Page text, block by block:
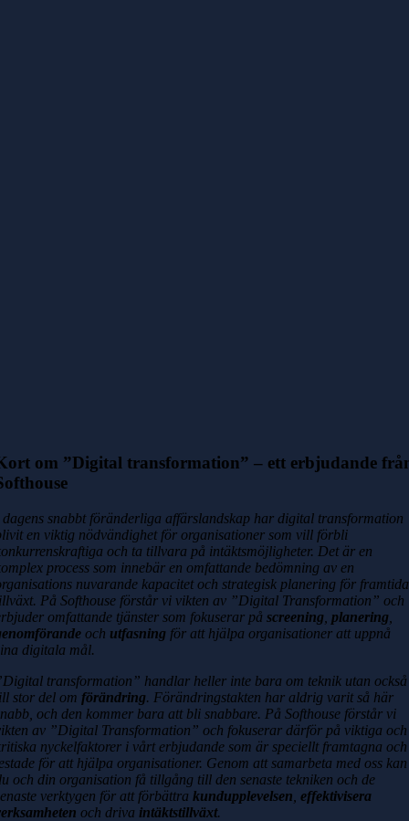
om ”Digital transformation” – ett erbjudande
snabbt föränderliga affärslandskap har digital transformation
en viktig nödvändighet för organisationer som vill förbli
och ta tillvara på intäktsmöjligheter. Det är en
process som innebär en omfattande bedömning av en
nuvarande kapacitet och strategisk planering för framtida
På Softhouse förstår vi vikten av ”Digital Transformation” och
omfattande tjänster som fokuserar påscreening ,planering
och utfasning för att hjälpa organisationer att uppnå
digitala mål.
transformation” handlar heller inte bara om teknik utan också
stor del om förändring. Förändringstakten har aldrig varit så här
och den kommer bara att bli snabbare. På Softhouse förstår vi
av ”Digital Transformation” och fokuserar därför på viktiga och
nyckelfaktorer i vårt erbjudande som är speciellt framtagna och
för att hjälpa organisationer. Genom att samarbeta med oss kan
och din organisation få tillgång till den senaste tekniken och de
verktygen för att förbättrakundupplevelsen ,effektivisera
och driva intäktstillväxt.